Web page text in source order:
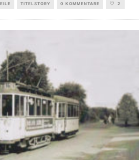
TITELSTORY 0 KOMMENTARE 2